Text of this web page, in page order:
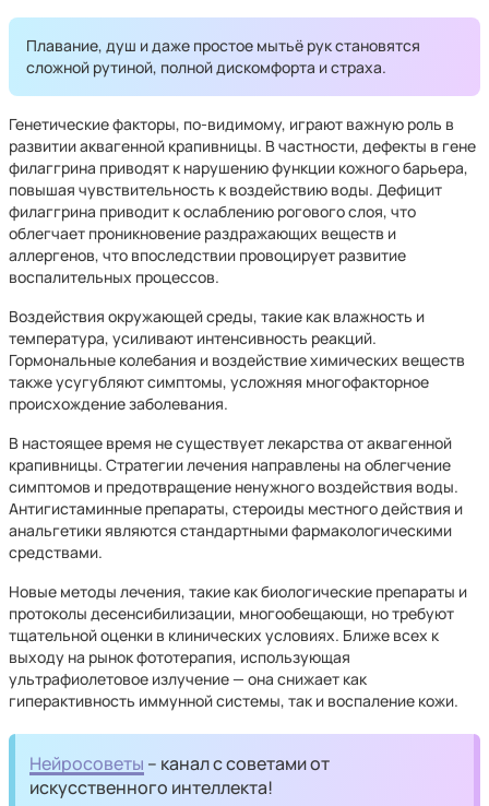
Плавание, душ и даже простое мытьё рук становятся
сложной рутиной, полной дискомфорта и страха.
Генетические факторы, по-видимому, играют важную роль в
развитии аквагенной крапивницы. В частности, дефекты в гене
филаггрина приводят к нарушению функции кожного барьера,
повышая чувствительность к воздействию воды. Дефицит
филаггрина приводит к ослаблению рогового слоя, что
облегчает проникновение раздражающих веществ и
аллергенов, что впоследствии провоцирует развитие
воспалительных процессов.
Воздействия окружающей среды, такие как влажность и
температура, усиливают интенсивность реакций.
Гормональные колебания и воздействие химических веществ
также усугубляют симптомы, усложняя многофакторное
происхождение заболевания.
В настоящее время не существует лекарства от аквагенной
крапивницы. Стратегии лечения направлены на облегчение
симптомов и предотвращение ненужного воздействия воды.
Антигистаминные препараты, стероиды местного действия и
анальгетики являются стандартными фармакологическими
средствами.
Новые методы лечения, такие как биологические препараты и
протоколы десенсибилизации, многообещающи, но требуют
тщательной оценки в клинических условиях. Ближе всех к
выходу на рынок фототерапия, использующая
ультрафиолетовое излучение — она снижает как
гиперактивность иммунной системы, так и воспаление кожи.
Нейросоветы – канал с советами от
искусственного интеллекта!